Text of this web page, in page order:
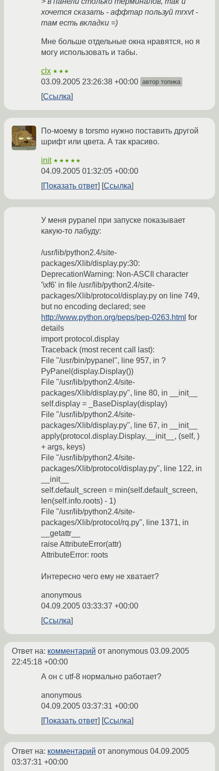
хочется сказать - аффтар пользуй mrxvt -
там есть вкладки =)
Мне больше отдельные окна нравятся, но я
могу использовать и табы.
clx ★★★
03.09.2005 23:26:38 +00:00 автор топика
Ссылка
По-моему в torsmo нужно поставить другой
шрифт или цвета. А так красиво.
init ★★★★★
04.09.2005 01:32:05 +00:00
Показать ответ
Ссылка
У меня pypanel при запуске показывает
какую-то лабуду:
/usr/lib/python2.4/site-
packages/Xlib/display.py:30:
DeprecationWarning: Non-ASCII character
'\xf6' in file /usr/lib/python2.4/site-
packages/Xlib/protocol/display.py on line 749,
but no encoding declared; see
http://www.python.org/peps/pep-0263.html for
details
import protocol.display
Traceback (most recent call last):
File "/usr/bin/pypanel", line 957, in ?
PyPanel(display.Display())
File "/usr/lib/python2.4/site-
packages/Xlib/display.py", line 80, in __init__
self.display = _BaseDisplay(display)
File "/usr/lib/python2.4/site-
packages/Xlib/display.py", line 67, in __init__
apply(protocol.display.Display.__init__, (self, )
+ args, keys)
File "/usr/lib/python2.4/site-
packages/Xlib/protocol/display.py", line 122, in
__init__
self.default_screen = min(self.default_screen,
len(self.info.roots) - 1)
File "/usr/lib/python2.4/site-
packages/Xlib/protocol/rq.py", line 1371, in
__getattr__
raise AttributeError(attr)
AttributeError: roots
Интересно чего ему не хватает?
anonymous
04.09.2005 03:33:37 +00:00
Ссылка
Ответ на: комментарий от anonymous 03.09.2005
22:45:18 +00:00
А он с utf-8 нормально работает?
anonymous
04.09.2005 03:37:31 +00:00
Показать ответ
Ссылка
Ответ на: комментарий от anonymous 04.09.2005
03:37:31 +00:00